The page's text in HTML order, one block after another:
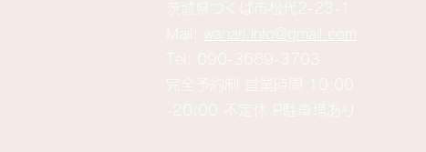
茨城県つくば市松代2-23-1
wanari.info@gmail.com
Tel: 090-3689-3703
完全予約制 営業時間 10:00